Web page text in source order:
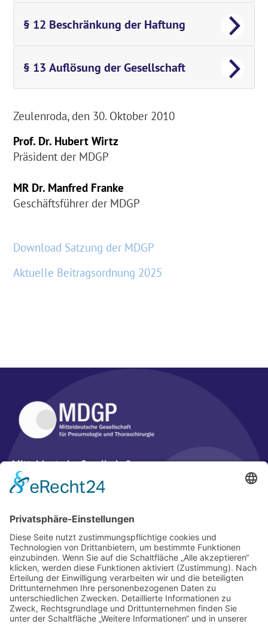
§ 12 Beschränkung der Haftung
§ 13 Auflösung der Gesellschaft
Zeulenroda, den 30. Oktober 2010
Prof. Dr. Hubert Wirtz
Präsident der MDGP
MR Dr. Manfred Franke
Geschäftsführer der MDGP
Download Satzung der MDGP
Aktuelle Beitragsordnung 2025
Mitteldeutsche Gesellschaft
für Pneumologie und Thoraxchirurgie e. V. (MDGP)
Hagenauer Str. 53
65203 Wiesbaden
Tel.: 0611 / 204809-260
E-Mail:info(at)mdgp.de
Mitglied werden
Kontakt